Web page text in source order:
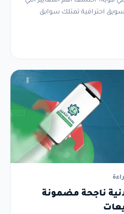
احترافية تمتلك سوابق
ناجحة مضمونة